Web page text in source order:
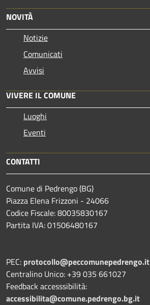
NOVITÀ
Notizie
Comunicati
Avvisi
VIVERE IL COMUNE
Luoghi
Eventi
CONTATTI
Comune di Pedrengo (BG)
Piazza Elena Frizzoni - 24066
Codice Fiscale: 80035830167
Partita IVA: 01506480167
PEC: protocollo@peccomunepedrengo.it
Centralino Unico: +39 035 661027
Feedback accesssibilità:
accessibilita@comune.pedrengo.bg.it